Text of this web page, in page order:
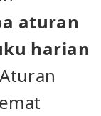
aturan
harian